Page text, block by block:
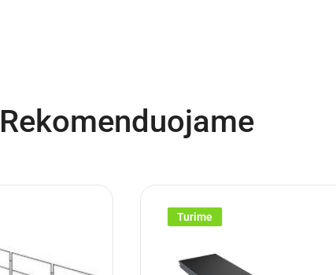
Rekomenduojame
Turime